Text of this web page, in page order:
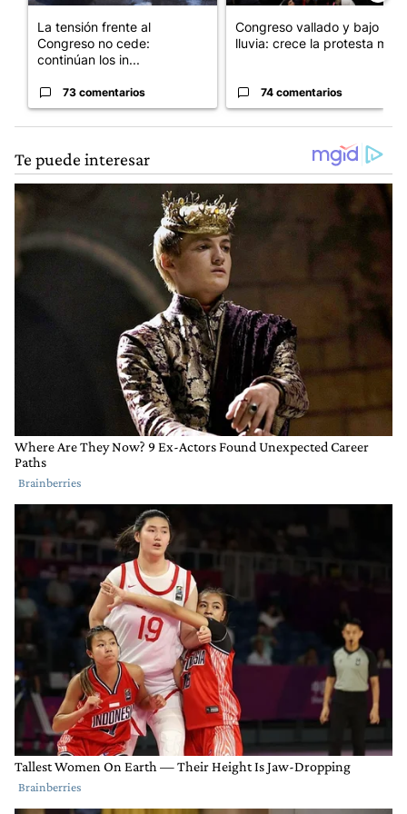
La tensión frente al
Congreso no cede:
continúan los in...
73 comentarios
Congreso vallado y bajo la
lluvia: crece la protesta mi...
74 comentarios